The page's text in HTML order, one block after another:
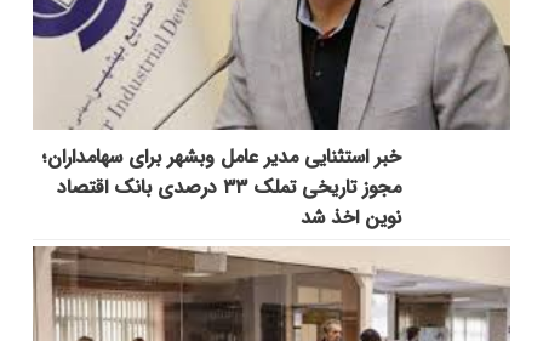
خبر استثنایی مدیر عامل وبشهر برای سهامداران؛
مجوز تاریخی تملک ۳۳ درصدی بانک اقتصاد
نوین اخذ شد